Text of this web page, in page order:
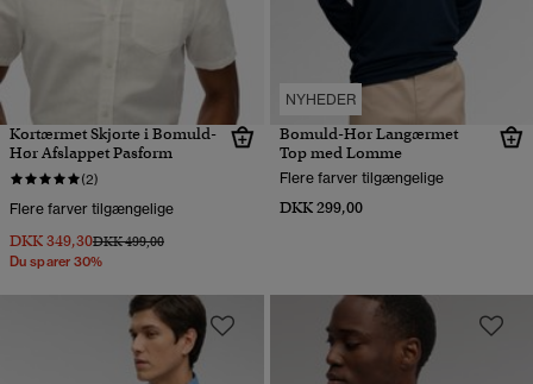
Kortærmet Skjorte i Bomuld-
Hør Afslappet Pasform
(2)
Flere farver tilgængelige
DKK 349,30Pris nedsat fra
DKK 499,00til
Du sparer 30%
NYHEDER
Bomuld-Hør Langærmet
Top med Lomme
Flere farver tilgængelige
DKK 299,00